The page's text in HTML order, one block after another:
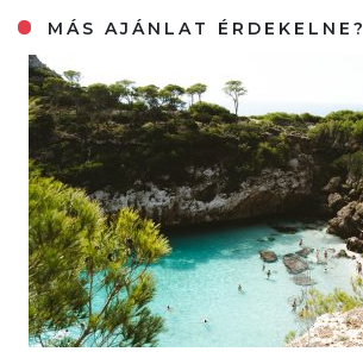
MÁS AJÁNLAT ÉRDEKELNE?